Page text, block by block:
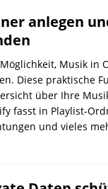
anlegen
Musik in
Diese praktische
über Ihre
fasst in Playlist-
und vieles